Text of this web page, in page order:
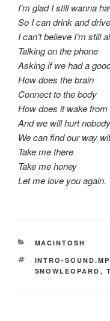
I’m glad I still wanna
So I can drink and drive
I can’t believe I’m still
Talking on the phone
Asking if we had a
How does the brain
Connect to the body
How does it wake from
And we will hurt
We can find our way
Take me there
Take me honey
Let me love you again.
CATEGORÍAS
MACINTOSH
ETIQUETAS
INTRO-
SNOWLEOPARD ,